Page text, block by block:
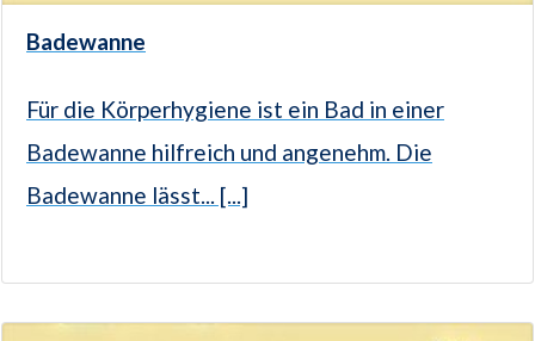
Badewanne
Für die Körperhygiene ist ein Bad in einer
Badewanne hilfreich und angenehm. Die
Badewanne lässt... [...]